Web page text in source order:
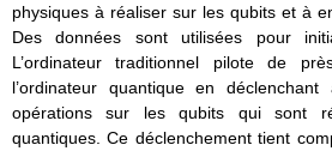
physiques à réaliser sur les qubits et à
Des données sont utilisées pour
L’ordinateur traditionnel pilote de
l’ordinateur quantique en
opérations sur les qubits qui sont
quantiques. Ce déclenchement tient